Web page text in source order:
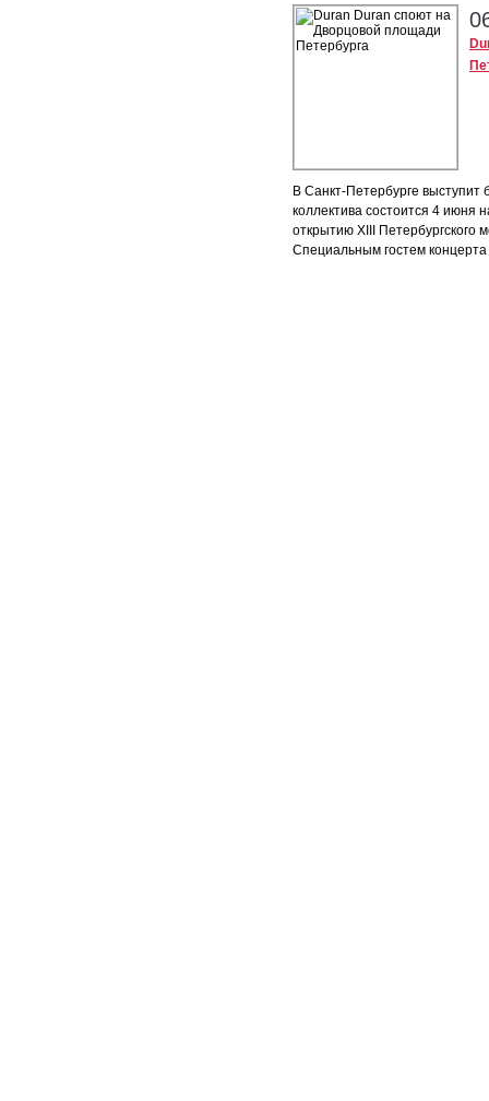
В Санкт-Петербурге выступит
коллектива состоится 4 июня
открытию XIII Петербургского
Специальным гостем